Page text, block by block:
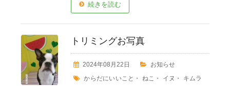
続きを読む
トリミングお写真
2024年08月22日
お知らせ
からだにいいこと ・ ねこ ・ イヌ ・ キムラ